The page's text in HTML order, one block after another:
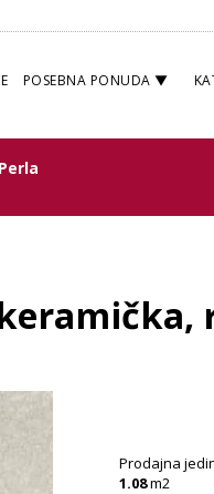
POSEBNA PONUDA
Prodajna
1.08m2